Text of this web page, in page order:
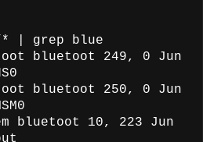
| grep blue
bluetoot 249, 0 Jun
bluetoot 250, 0 Jun
bluetoot 10, 223 Jun